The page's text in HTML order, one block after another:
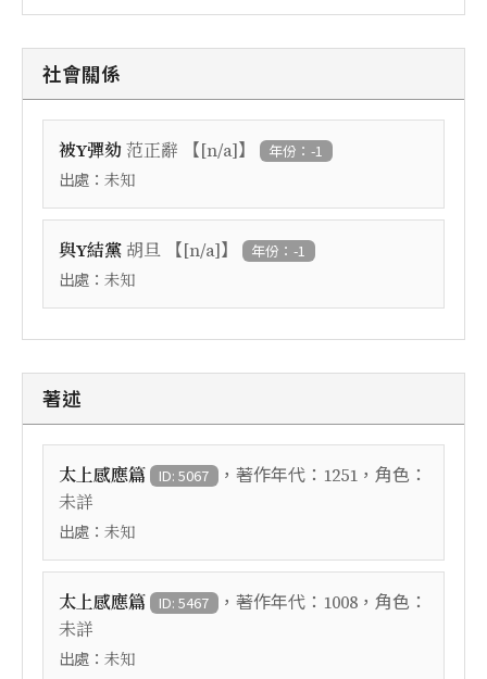
社會關係
被Y彈劾范正辭 【[n/a]】 年份：-1
出處： 未知
與Y結黨胡旦 【[n/a]】 年份：-1
出處： 未知
著述
太上感應篇 ID: 5067 ，著作年代： 1251，角色：
未詳
出處： 未知
太上感應篇 ID: 5467 ，著作年代： 1008，角色：
未詳
出處： 未知